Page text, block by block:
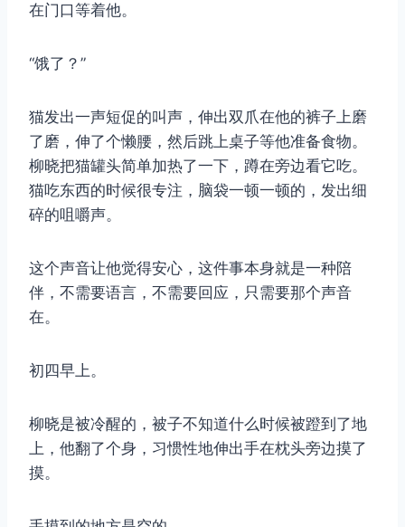
在门口等着他。
“饿了？”
猫发出一声短促的叫声，伸出双爪在他的裤子上磨
了磨，伸了个懒腰，然后跳上桌子等他准备食物。
柳晓把猫罐头简单加热了一下，蹲在旁边看它吃。
猫吃东西的时候很专注，脑袋一顿一顿的，发出细
碎的咀嚼声。
这个声音让他觉得安心，这件事本身就是一种陪
伴，不需要语言，不需要回应，只需要那个声音
在。
初四早上。
柳晓是被冷醒的，被子不知道什么时候被蹬到了地
上，他翻了个身，习惯性地伸出手在枕头旁边摸了
摸。